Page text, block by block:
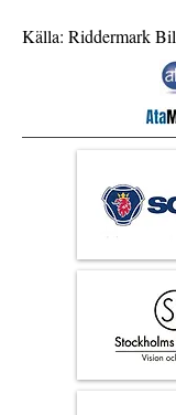
Källa: Riddermark Bil